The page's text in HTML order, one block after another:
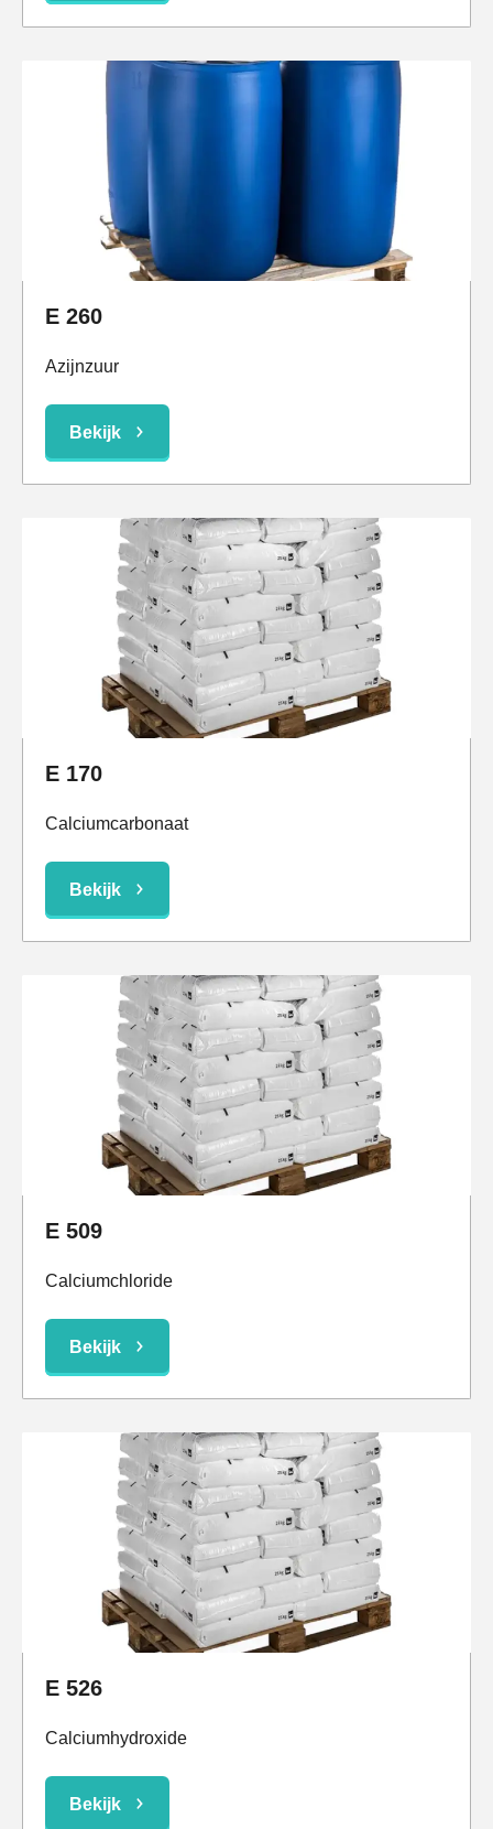
E 260
Azijnzuur
Bekijk
E 170
Calciumcarbonaat
Bekijk
E 509
Calciumchloride
Bekijk
E 526
Calciumhydroxide
Bekijk